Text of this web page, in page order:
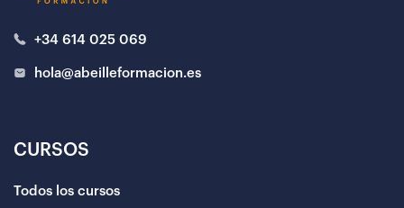
+34 614 025 069
hola@abeilleformacion.es
CURSOS
Todos los cursos